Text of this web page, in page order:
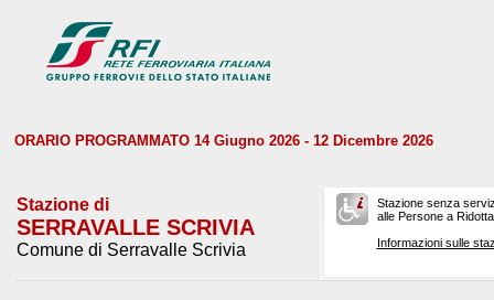
ORARIO PROGRAMMATO 14 Giugno 2026 - 12 Dicembre 2026
Stazione di
SERRAVALLE SCRIVIA
Comune di Serravalle Scrivia
Stazione senza
alle Persone a
Informazioni sulle